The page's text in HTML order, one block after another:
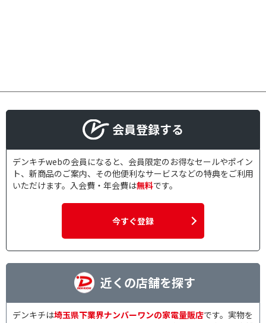
会員登録する
デンキチwebの会員になると、会員限定のお得なセールやポイン
ト、新商品のご案内、その他便利なサービスなどの特典をご利用
いただけます。入会費・年会費は無料です。
今すぐ登録
近くの店舗を探す
デンキチは埼玉県下業界ナンバーワンの家電量販店です。実物を